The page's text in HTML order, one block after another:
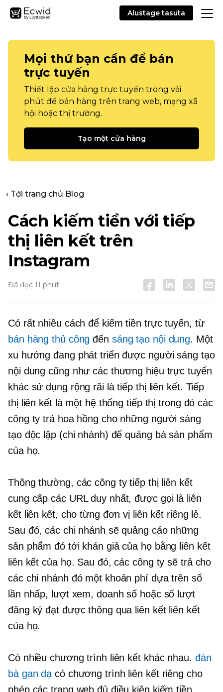
Alustage tasuta
Mọi thứ bạn cần để bán
trực tuyến
Thiết lập cửa hàng trực tuyến trong vài
phút để bán hàng trên trang web, mạng xã
hội hoặc thị trường.
Tạo một cửa hàng
‹ Tới trang chủ Blog
Cách kiếm tiền với tiếp
thị liên kết trên
Instagram
Đã đọc 11 phút
Có rất nhiều cách để kiếm tiền trực tuyến, từ
bán hàng thủ công đến sáng tạo nội dung. Một
xu hướng đang phát triển được người sáng tạo
nội dung cũng như các thương hiệu trực tuyến
khác sử dụng rộng rãi là tiếp thị liên kết. Tiếp
thị liên kết là một hệ thống tiếp thị trong đó các
công ty trả hoa hồng cho những người sáng
tạo độc lập (chi nhánh) để quảng bá sản phẩm
của họ.
Thông thường, các công ty tiếp thị liên kết
cung cấp các URL duy nhất, được gọi là liên
kết liên kết, cho từng đơn vị liên kết riêng lẻ.
Sau đó, các chi nhánh sẽ quảng cáo những
sản phẩm đó tới khán giả của họ bằng liên kết
liên kết của họ. Sau đó, các công ty sẽ trả cho
các chi nhánh đó một khoản phí dựa trên số
lần nhấp, lượt xem, doanh số hoặc số lượt
đăng ký đạt được thông qua liên kết liên kết
của họ.
Có nhiều chương trình liên kết khác nhau. đàn
bà gan dạ có chương trình liên kết riêng cho
phép các trang web đủ điều kiện kiếm tiền